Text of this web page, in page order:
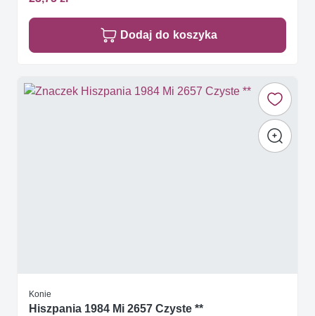
Dodaj do koszyka
Konie
Hiszpania 1984 Mi 2657 Czyste **